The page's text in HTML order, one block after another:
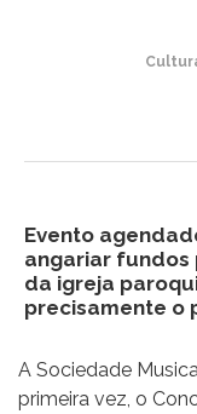
Evento
angariar
da igreja
precisamente o
A Sociedade
primeira vez, o